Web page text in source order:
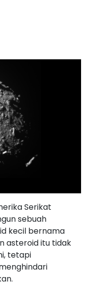
Serikat
sebuah
kecil bernama
asteroid itu tidak
tetapi